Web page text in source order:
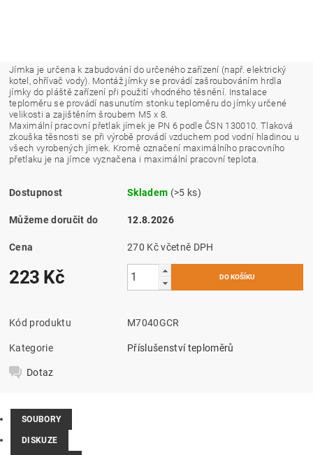
Jímka je určena k zabudování do určeného zařízení (např. elektrický
kotel, ohřívač vody). Montáž jímky se provádí zašroubováním hrdla
jímky do pláště zařízení při použití vhodného těsnění. Instalace
teploměru se provádí nasunutím stonku teploměru do jímky určené
velikosti a zajištěním šroubem M5 x 8.
Maximální pracovní přetlak jímek je PN 6 podle ČSN 130010. Tlaková
zkouška těsnosti se při výrobě provádí vzduchem pod vodní hladinou u
všech vyrobených jímek. Kromě označení maximálního pracovního
přetlaku je na jímce vyznačena i maximální pracovní teplota.
Dostupnost Skladem (>5 ks)
Můžeme doručit do 12.8.2026
Cena 270 Kč včetně DPH
223 Kč
Kód produktu M7040GCR
Kategorie Příslušenství teploměrů
Dotaz
SOUBORY
DISKUZE